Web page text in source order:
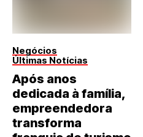
Negócios
Últimas Notícias
Após anos
dedicada à família,
empreendedora
transforma